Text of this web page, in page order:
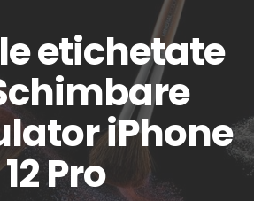
etichetate
iPhone
12 Pro